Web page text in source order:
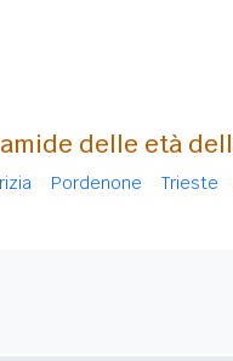
delle età
Pordenone Trieste